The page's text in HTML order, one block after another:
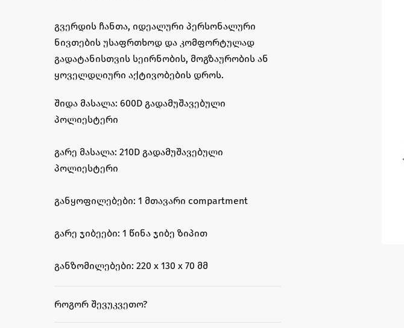
გვერდის ჩანთა, იდეალური პერსონალური
ნივთების უსაფრთხოდ და კომფორტულად
გადატანისთვის სეირნობის, მოგზაურობის ან
ყოველდღიური აქტივობების დროს.
შიდა მასალა: 600D გადამუშავებული
პოლიესტერი
გარე მასალა: 210D გადამუშავებული
პოლიესტერი
განყოფილებები: 1 მთავარი compartment
გარე ჯიბეები: 1 წინა ჯიბე ზიპით
განზომილებები: 220 x 130 x 70 მმ
ᲠᲝᲒᲝᲠ ᲨᲔᲕᲣᲙᲕᲔᲗᲝ?